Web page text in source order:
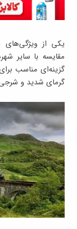
یکی از ویژگی‌های
مقایسه با سایر
گزینه‌ای مناسب
گرمای شدید و